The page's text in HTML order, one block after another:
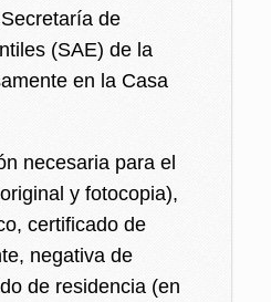
de
(SAE) de la
en la Casa
necesaria para el
y fotocopia),
certificado de
negativa de
de residencia (en